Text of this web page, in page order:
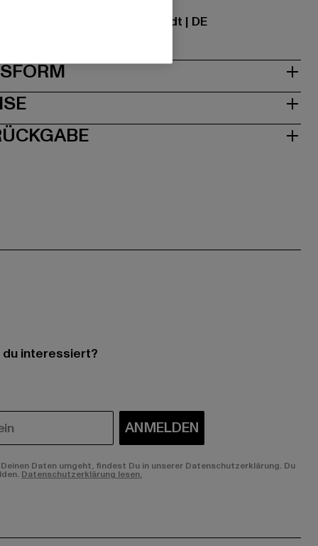
7 | 64372 Ober-Ramstadt | DE
PASSFORM
interessiert?
ANMELDEN
Daten umgeht, findest Du in unserer Datenschutzerklärung. Du
Datenschutzerklärung lesen.